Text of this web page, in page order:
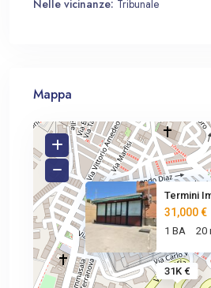
Nelle vicinanze: Tribunale
Mappa
31K €
Termini
31,000 €
1 BA 20